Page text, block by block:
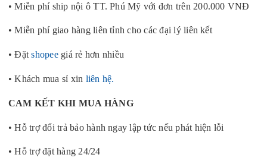
• Miễn phí ship nội ô TT. Phú Mỹ với đơn trên 200.000 VNĐ
• Miễn phí giao hàng liên tỉnh cho các đại lý liên kết
• Đặtshopeegiá rẻ hơn nhiều
• Khách mua sỉ xin liên hệ.
CAM KẾT KHI MUA HÀNG
• Hỗ trợ đổi trả bảo hành ngay lập tức nếu phát hiện lỗi
• Hỗ trợ đặt hàng 24/24